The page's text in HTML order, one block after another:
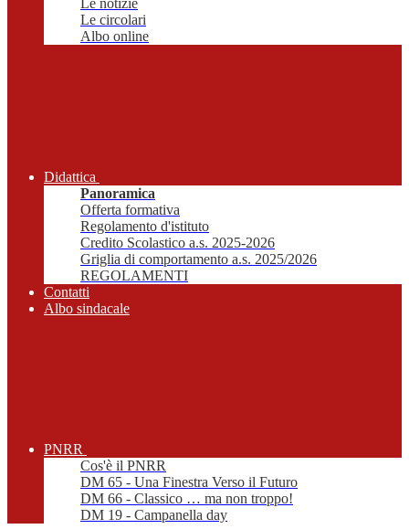
Le notizie
Le circolari
Albo online
Didattica
Panoramica
Offerta formativa
Regolamento d'istituto
Credito Scolastico a.s. 2025-2026
Griglia di comportamento a.s. 2025/2026
REGOLAMENTI
Contatti
Albo sindacale
PNRR
Cos'è il PNRR
DM 65 - Una Finestra Verso il Futuro
DM 66 - Classico … ma non troppo!
DM 19 - Campanella day